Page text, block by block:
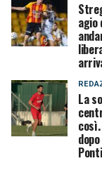
agio
La